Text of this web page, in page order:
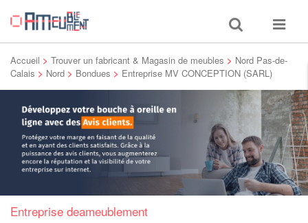
Toggle
search
Toggle
Accueil > Trouver un fabricant & Magasin de meubles > Nord Pas-de-
Calais > Nord > Bondues > Entreprise MV CONCEPTION (SARL)
Entreprise deameublement